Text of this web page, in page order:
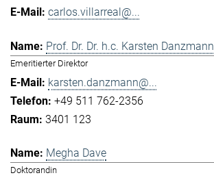
carlos.villarreal@...
Prof. Dr. Dr. h.c. Karsten Danzmann
Emeritierter Direktor
karsten.danzmann@...
+49 511 762-2356
3401 123
Megha Dave
Doktorandin